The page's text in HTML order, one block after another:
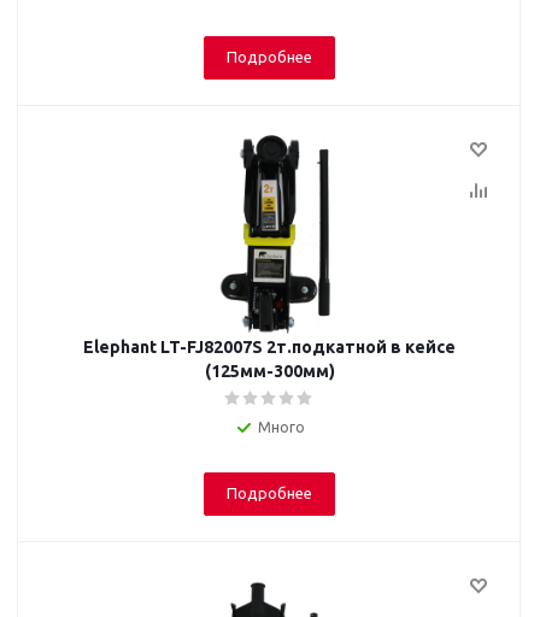
Подробнее
Elephant LT-FJ82007S 2т.подкатной в кейсе
(125мм-300мм)
Много
Подробнее